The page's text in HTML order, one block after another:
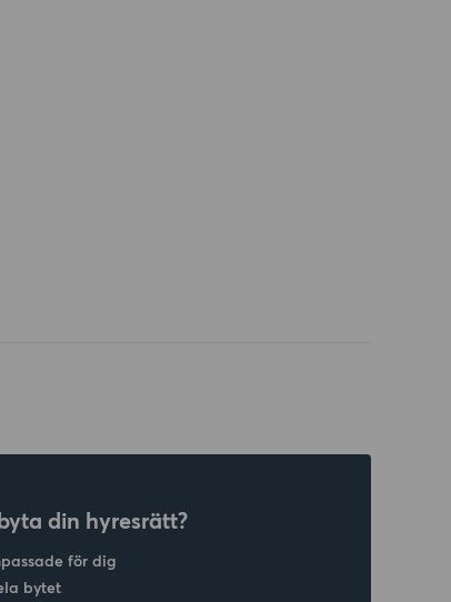
din hyresrätt?
för dig
bytet